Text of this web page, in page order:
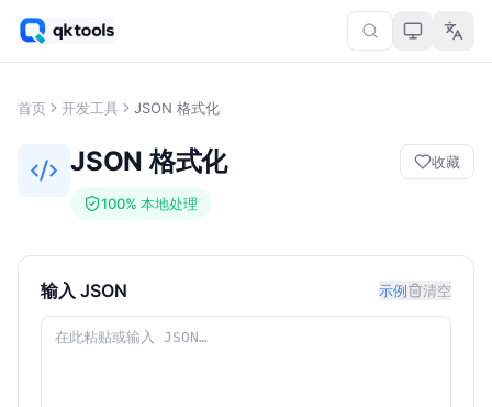
首页 开发工具 JSON 格式化
JSON 格式化
100% 本地处理
收藏
输入 JSON 示例 清空